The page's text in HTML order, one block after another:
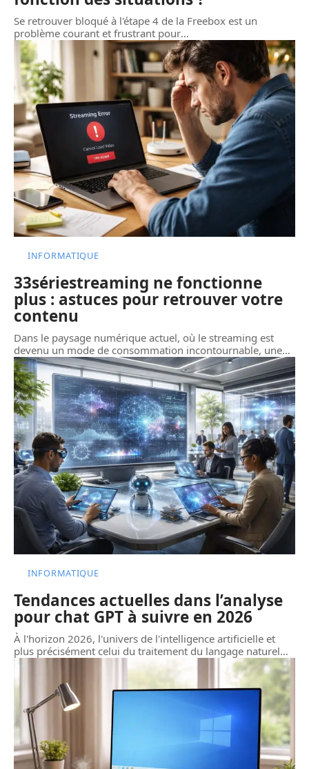
Se retrouver bloqué à l'étape 4 de la Freebox est un
problème courant et frustrant pour…
INFORMATIQUE
33sériestreaming ne fonctionne
plus : astuces pour retrouver votre
contenu
Dans le paysage numérique actuel, où le streaming est
devenu un mode de consommation incontournable, une…
INFORMATIQUE
Tendances actuelles dans l’analyse
pour chat GPT à suivre en 2026
À l'horizon 2026, l'univers de l'intelligence artificielle et
plus précisément celui du traitement du langage naturel…